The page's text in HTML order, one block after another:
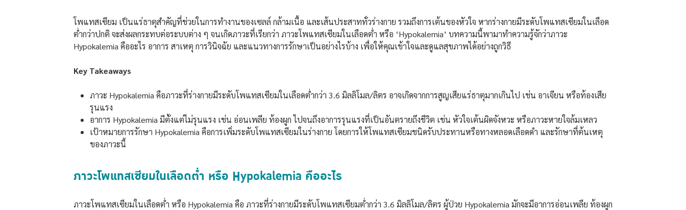
โพแทสเซียม เป็นแร่ธาตุสำคัญที่ช่วยในการทำงานของเซลล์ กล้ามเนื้อ และเส้นประสาททั่วร่างกาย รวมถึงการเต้นของหัวใจ หากร่างกายมีระดับโพแทสเซียมในเลือด
ต่ำกว่าปกติ จะส่งผลกระทบต่อระบบต่าง ๆ จนเกิดภาวะที่เรียกว่า ภาวะโพแทสเซียมในเลือดต่ำ หรือ ‘Hypokalemia’ บทความนี้พามาทำความรู้จักว่าภาวะ
Hypokalemia คืออะไร อาการ สาเหตุ การวินิจฉัย และแนวทางการรักษาเป็นอย่างไรบ้าง เพื่อให้คุณเข้าใจและดูแลสุขภาพได้อย่างถูกวิธี
Key Takeaways
ภาวะ Hypokalemia คือภาวะที่ร่างกายมีระดับโพแทสเซียมในเลือดต่ำกว่า 3.6 มิลลิโมล/ลิตร อาจเกิดจากการสูญเสียแร่ธาตุมากเกินไป เช่น อาเจียน หรือท้องเสีย
รุนแรง
อาการ Hypokalemia มีตั้งแต่ไม่รุนแรง เช่น อ่อนเพลีย ท้องผูก ไปจนถึงอาการรุนแรงที่เป็นอันตรายถึงชีวิต เช่น หัวใจเต้นผิดจังหวะ หรือภาวะหายใจล้มเหลว
เป้าหมายการรักษา Hypokalemia คือการเพิ่มระดับโพแทสเซียมในร่างกาย โดยการให้โพแทสเซียมชนิดรับประทานหรือทางหลอดเลือดดำ และรักษาที่ต้นเหตุ
ของภาวะนี้
ภาวะโพแทสเซียมในเลือดต่ำ หรือ Hypokalemia คืออะไร
ภาวะโพแทสเซียมในเลือดต่ำ หรือ Hypokalemia คือ ภาวะที่ร่างกายมีระดับโพแทสเซียมต่ำกว่า 3.6 มิลลิโมล/ลิตร ผู้ป่วย Hypokalemia มักจะมีอาการอ่อนเพลีย ท้องผูก